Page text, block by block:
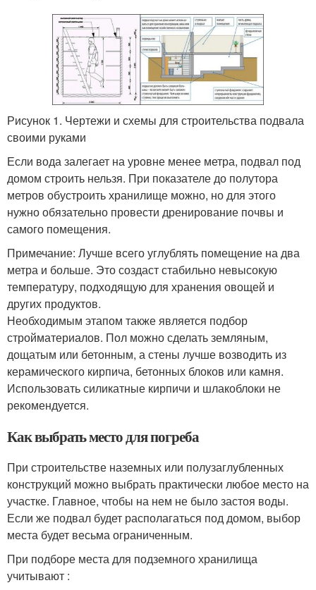
Рисунок 1. Чертежи и схемы для строительства подвала
своими руками
Если вода залегает на уровне менее метра, подвал под
домом строить нельзя. При показателе до полутора
метров обустроить хранилище можно, но для этого
нужно обязательно провести дренирование почвы и
самого помещения.
Примечание: Лучше всего углублять помещение на два
метра и больше. Это создаст стабильно невысокую
температуру, подходящую для хранения овощей и
других продуктов.
Необходимым этапом также является подбор
стройматериалов. Пол можно сделать земляным,
дощатым или бетонным, а стены лучше возводить из
керамического кирпича, бетонных блоков или камня.
Использовать силикатные кирпичи и шлакоблоки не
рекомендуется.
Как выбрать место для погреба
При строительстве наземных или полузаглубленных
конструкций можно выбрать практически любое место на
участке. Главное, чтобы на нем не было застоя воды.
Если же подвал будет располагаться под домом, выбор
места будет весьма ограниченным.
При подборе места для подземного хранилища
учитывают :